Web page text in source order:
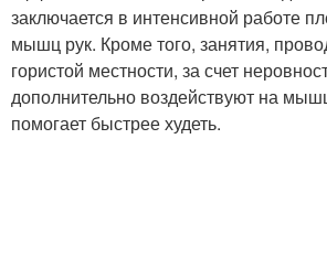
заключается в интенсивной работе
мышц рук. Кроме того, занятия,
гористой местности, за счет
дополнительно воздействуют на
помогает быстрее худеть.